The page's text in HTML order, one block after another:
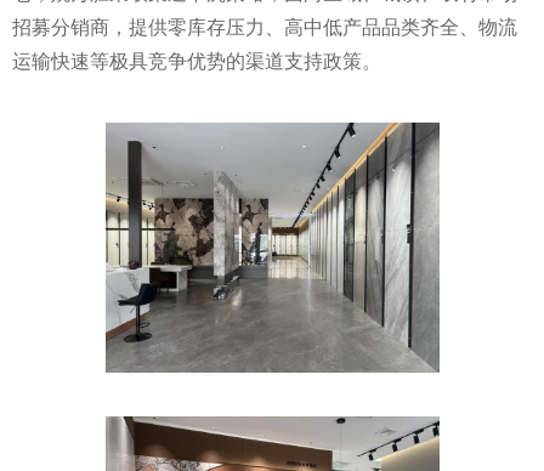
招募分销商，提供零库存压力、高中低产品品类齐全、物流
运输快速等极具竞争优势的渠道支持政策。